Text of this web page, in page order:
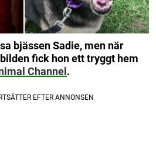
bjässen Sadie, men när
fick hon ett tryggt hem
Channel .